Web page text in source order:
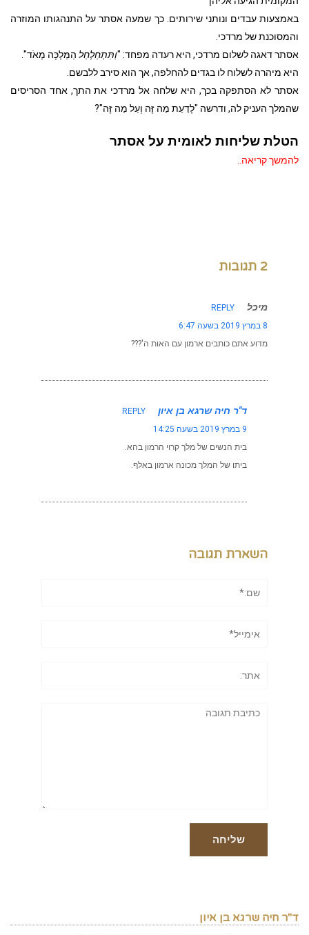
באמצעות עבדים ונותני שירותים. כך שמעה אסתר על התנהגותו המוזרה
והמסוכנת של מרדכי.
אסתר דאגה לשלום מרדכי, היא רעדה מפחד: "וַתִּתְחַלְחַל הַמַּלְכָּה מְאֹד".
היא מיהרה לשלוח לו בגדים להחלפה, אך הוא סירב ללבשם.
אסתר לא הסתפקה בכך, היא שלחה אל מרדכי את התך, אחד הסריסים
שהמלך העניק לה, ודרשה "לָדַעַת מַה זֶּה וְעַל מַה זֶּה"?
הטלת שליחות לאומית על אסתר
להמשך קריאה..
2 תגובות
מיכל
REPLY
8 במרץ 2019 בשעה 6:47
מדוע אתם כותבים ארמון עם האות ה'???
ד"ר חיה שרגא בן איון
REPLY
9 במרץ 2019 בשעה 14:25
בית הנשים של מלך קרוי הרמון בהא.
ביתו של המלך מכונה ארמון באלף.
השארת תגובה
ד"ר חיה שרגא בן איון